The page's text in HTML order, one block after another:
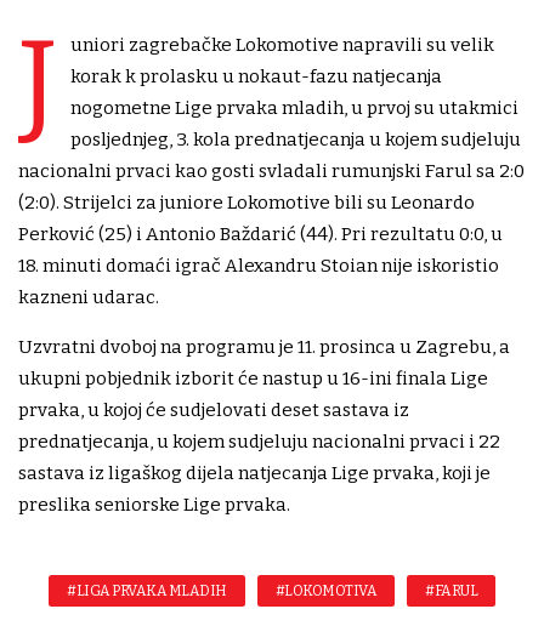
J
uniori zagrebačke Lokomotive napravili su velik
korak k prolasku u nokaut-fazu natjecanja
nogometne Lige prvaka mladih, u prvoj su utakmici
posljednjeg, 3. kola prednatjecanja u kojem sudjeluju
nacionalni prvaci kao gosti svladali rumunjski Farul sa 2:0
(2:0). Strijelci za juniore Lokomotive bili su Leonardo
Perković (25) i Antonio Baždarić (44). Pri rezultatu 0:0, u
18. minuti domaći igrač Alexandru Stoian nije iskoristio
kazneni udarac.
Uzvratni dvoboj na programu je 11. prosinca u Zagrebu, a
ukupni pobjednik izborit će nastup u 16-ini finala Lige
prvaka, u kojoj će sudjelovati deset sastava iz
prednatjecanja, u kojem sudjeluju nacionalni prvaci i 22
sastava iz ligaškog dijela natjecanja Lige prvaka, koji je
preslika seniorske Lige prvaka.
#LIGA PRVAKA MLADIH #LOKOMOTIVA #FARUL